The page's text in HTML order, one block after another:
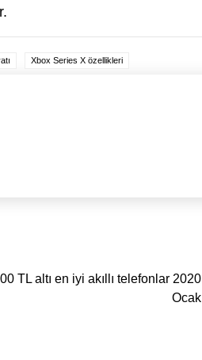
Xbox Series X özellikleri
TL altı en iyi akıllı telefonlar 2020
Ocak